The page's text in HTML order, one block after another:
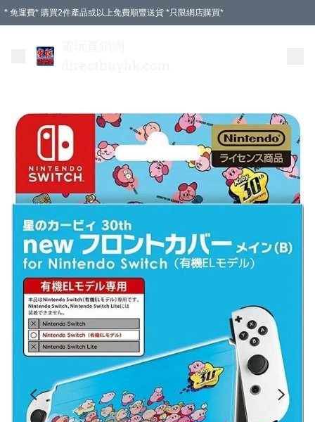
* 免運費* 購買2件產品或以上免費順豐送貨 *只限網店購買*